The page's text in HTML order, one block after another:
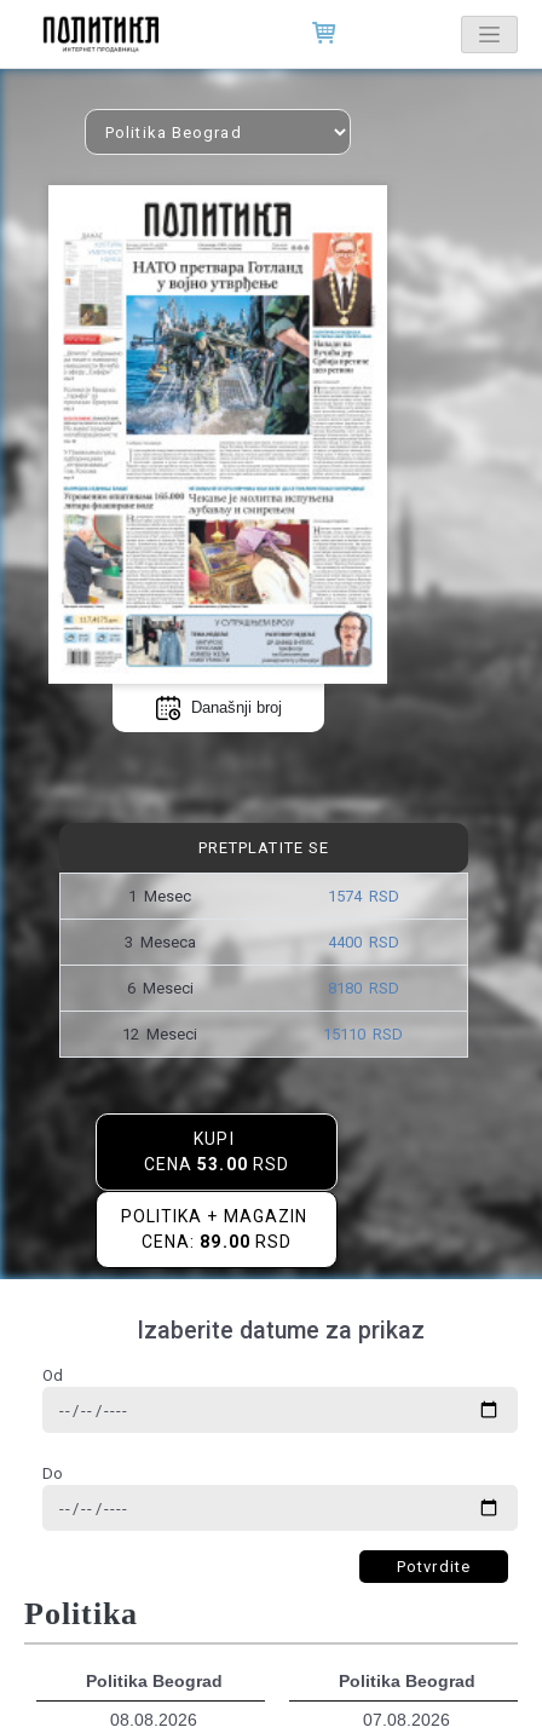
Današnji broj
PRETPLATITE SE
1 Mesec 1574 RSD
3 Meseca 4400 RSD
6 Meseci 8180 RSD
12 Meseci 15110 RSD
KUPI
CENA53.00 RSD
POLITIKA + MAGAZIN
CENA: 89.00 RSD
Izaberite datume za prikaz
Od
Do
Potvrdite
Politika
Politika Beograd
08.08.2026
Politika Beograd
07.08.2026